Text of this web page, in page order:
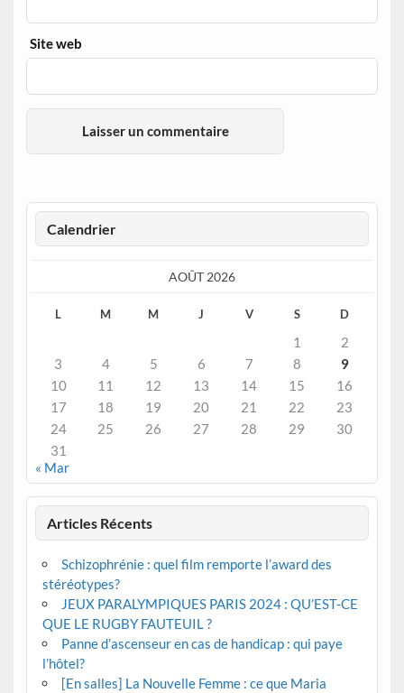
Site web
Calendrier
AOÛT 2026
L M M J V S D
1
2
3
4 5 6 7 8
9
10
11 12 13 14 15
16
17
18 19 20 21 22
23
24
25 26 27 28 29
30
31
« Mar
Articles Récents
Schizophrénie : quel film remporte l’award des
stéréotypes?
JEUX PARALYMPIQUES PARIS 2024 : QU’EST-CE
QUE LE RUGBY FAUTEUIL ?
Panne d’ascenseur en cas de handicap : qui paye
l’hôtel?
[En salles] La Nouvelle Femme : ce que Maria